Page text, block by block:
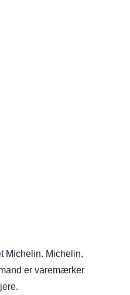
Michelin. Michelin,
er varemærker